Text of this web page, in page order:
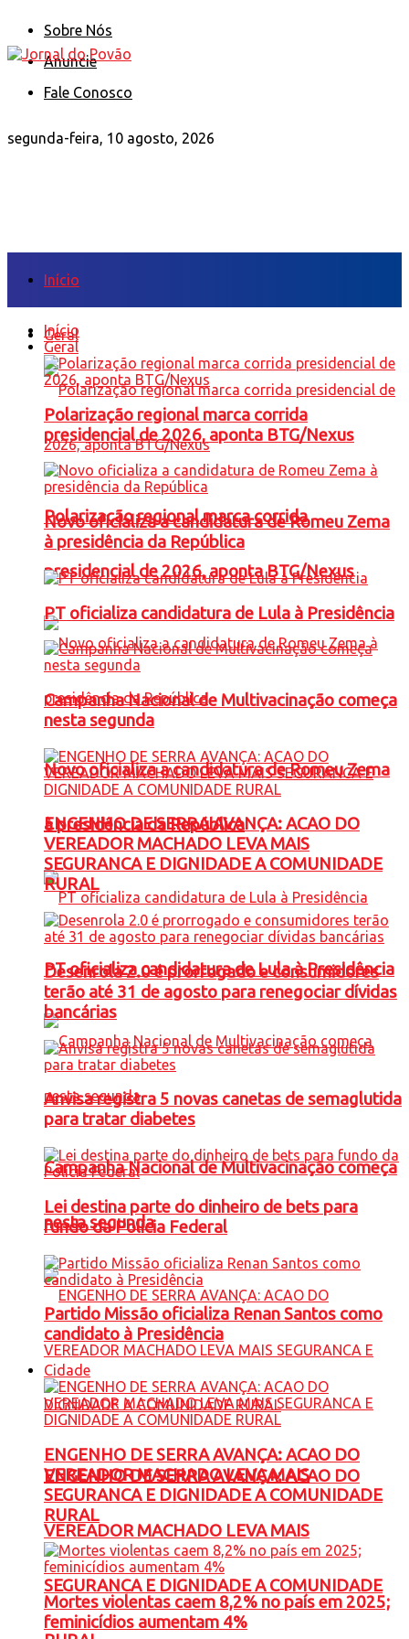
Sobre Nós
Anuncie
Fale Conosco
segunda-feira, 10 agosto, 2026
Início
Geral
Polarização regional marca corrida
presidencial de 2026, aponta BTG/Nexus
Novo oficializa a candidatura de Romeu Zema
à presidência da República
PT oficializa candidatura de Lula à Presidência
Campanha Nacional de Multivacinação começa
nesta segunda
ENGENHO DE SERRA AVANÇA: ACAO DO
VEREADOR MACHADO LEVA MAIS
SEGURANCA E DIGNIDADE A COMUNIDADE
Início
Geral
Polarização regional marca corrida
presidencial de 2026, aponta BTG/Nexus
Novo oficializa a candidatura de Romeu Zema
à presidência da República
PT oficializa candidatura de Lula à Presidência
Campanha Nacional de Multivacinação começa
nesta segunda
ENGENHO DE SERRA AVANÇA: ACAO DO
VEREADOR MACHADO LEVA MAIS
SEGURANCA E DIGNIDADE A COMUNIDADE
RURAL
Desenrola 2.0 é prorrogado e consumidores
terão até 31 de agosto para renegociar dívidas
bancárias
Anvisa registra 5 novas canetas de semaglutida
para tratar diabetes
Lei destina parte do dinheiro de bets para
fundo da Polícia Federal
Partido Missão oficializa Renan Santos como
candidato à Presidência
Cidade
ENGENHO DE SERRA AVANÇA: ACAO DO
VEREADOR MACHADO LEVA MAIS
SEGURANCA E DIGNIDADE A COMUNIDADE
RURAL
Mortes violentas caem 8,2% no país em 2025;
feminicídios aumentam 4%